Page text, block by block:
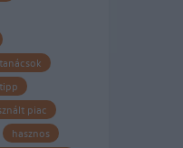
piac
hasznos